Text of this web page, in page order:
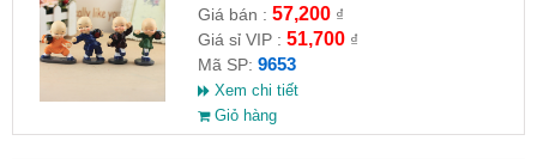
HĐ )
Giá bán : 57,200₫
Giá sỉ VIP : 51,700₫
Mã SP: 9653
Xem chi tiết
Giỏ hàng